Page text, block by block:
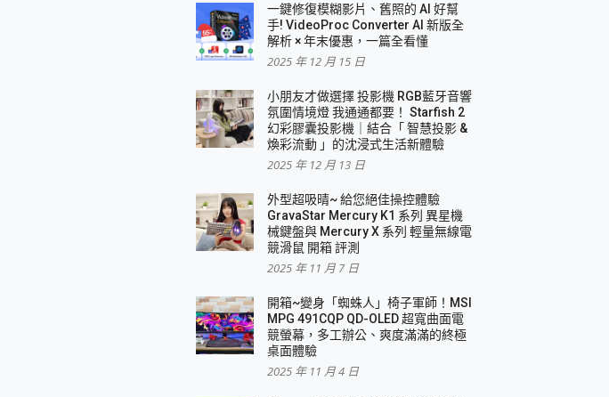
一鍵修復模糊影片、舊照的 AI 好幫
手! VideoProc Converter AI 新版全
解析 × 年末優惠，一篇全看懂
2025 年 12 月 15 日
小朋友才做選擇 投影機 RGB藍牙音響
氛圍情境燈 我通通都要！ Starfish 2
幻彩膠囊投影機｜結合「 智慧投影 &
煥彩流動 」的沈浸式生活新體驗
2025 年 12 月 13 日
外型超吸晴~ 給您絕佳操控體驗
GravaStar Mercury K1 系列 異星機
械鍵盤與 Mercury X 系列 輕量無線電
競滑鼠 開箱 評測
2025 年 11 月 7 日
開箱~變身「蜘蛛人」椅子軍師！MSI
MPG 491CQP QD-OLED 超寬曲面電
競螢幕，多工辦公、爽度滿滿的終極
桌面體驗
2025 年 11 月 4 日